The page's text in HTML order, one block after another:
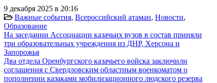
9 декабря 2025 в 20:16
Важные события, Всероссийский атаман, Новости,
Образование
На заседании Ассоциации казачьих вузов в состав приняли
три образовательных учреждения из ДНР, Херсона и
Запорожья
Два отдела Оренбургского казачьего войска заключили
соглашения с Свердловским областным военкоматом о
пополнении казаками мобилизационного людского резерва